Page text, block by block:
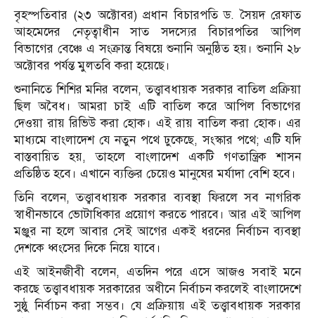
বৃহস্পতিবার (২৩ অক্টোবর) প্রধান বিচারপতি ড. সৈয়দ রেফাত
আহমেদের নেতৃত্বাধীন সাত সদস্যের বিচারপতির আপিল
বিভাগের বেঞ্চে এ সংক্রান্ত বিষয়ে শুনানি অনুষ্ঠিত হয়। শুনানি ২৮
অক্টোবর পর্যন্ত মুলতবি করা হয়েছে।
শুনানিতে শিশির মনির বলেন, তত্ত্বাবধায়ক সরকার বাতিল প্রক্রিয়া
ছিল অবৈধ। আমরা চাই এটি বাতিল করে আপিল বিভাগের
দেওয়া রায় রিভিউ করা হোক। এই রায় বাতিল করা হোক। এর
মাধ্যমে বাংলাদেশ যে নতুন পথে ঢুকেছে, সংস্কার পথে; এটি যদি
বাস্তবায়িত হয়, তাহলে বাংলাদেশ একটি গণতান্ত্রিক শাসন
প্রতিষ্ঠিত হবে। এখানে ব্যক্তির চেয়েও মানুষের মর্যাদা বেশি হবে।
তিনি বলেন, তত্ত্বাবধায়ক সরকার ব্যবস্থা ফিরলে সব নাগরিক
স্বাধীনভাবে ভোটাধিকার প্রয়োগ করতে পারবে। আর এই আপিল
মঞ্জুর না হলে আবার সেই আগের একই ধরনের নির্বাচন ব্যবস্থা
দেশকে ধ্বংসের দিকে নিয়ে যাবে।
এই আইনজীবী বলেন, এতদিন পরে এসে আজও সবাই মনে
করছে তত্ত্বাবধায়ক সরকারের অধীনে নির্বাচন করলেই বাংলাদেশে
সুষ্ঠু নির্বাচন করা সম্ভব। যে প্রক্রিয়ায় এই তত্ত্বাবধায়ক সরকার